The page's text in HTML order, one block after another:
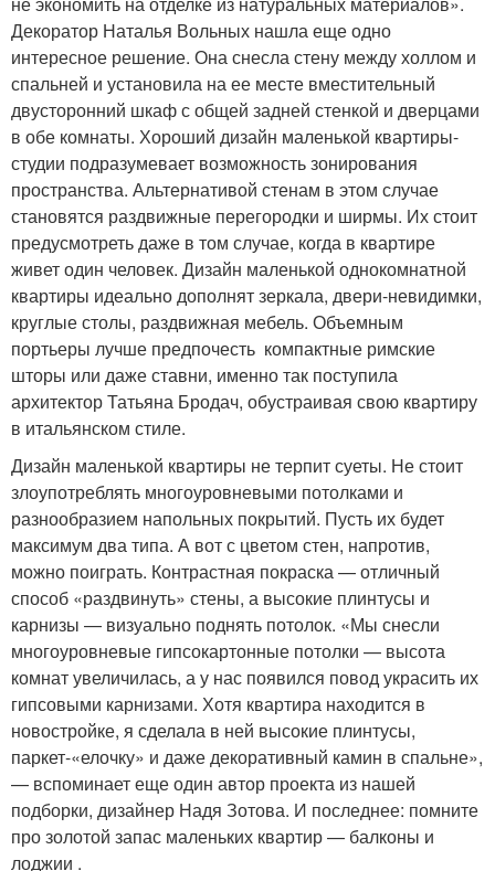
Декоратор Наталья Вольных нашла еще одно
интересное решение. Она снесла стену между холлом и
спальней и установила на ее месте вместительный
двусторонний шкаф с общей задней стенкой и дверцами
в обе комнаты. Хороший дизайн маленькой квартиры-
студии подразумевает возможность зонирования
пространства. Альтернативой стенам в этом случае
становятся раздвижные перегородки и ширмы. Их стоит
предусмотреть даже в том случае, когда в квартире
живет один человек. Дизайн маленькой однокомнатной
квартиры идеально дополнят зеркала, двери-невидимки,
круглые столы, раздвижная мебель. Объемным
портьеры лучше предпочесть компактные римские
шторы или даже ставни, именно так поступила
архитектор Татьяна Бродач, обустраивая свою квартиру
в итальянском стиле.
Дизайн маленькой квартиры не терпит суеты. Не стоит
злоупотреблять многоуровневыми потолками и
разнообразием напольных покрытий. Пусть их будет
максимум два типа. А вот с цветом стен, напротив,
можно поиграть. Контрастная покраска — отличный
способ «раздвинуть» стены, а высокие плинтусы и
карнизы — визуально поднять потолок. «Мы снесли
многоуровневые гипсокартонные потолки — высота
комнат увеличилась, а у нас появился повод украсить их
гипсовыми карнизами. Хотя квартира находится в
новостройке, я сделала в ней высокие плинтусы,
паркет-«елочку» и даже декоративный камин в спальне»,
— вспоминает еще один автор проекта из нашей
подборки, дизайнер Надя Зотова. И последнее: помните
про золотой запас маленьких квартир — балконы и
лоджии .